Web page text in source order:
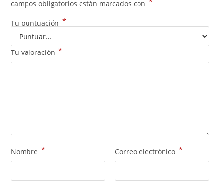
campos obligatorios están marcados con
Tu puntuación *
Tu valoración *
Nombre * Correo electrónico *